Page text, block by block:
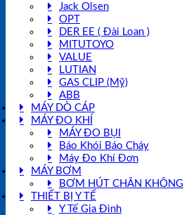
Jack Olsen
OPT
DER EE ( Đài Loan )
MITUTOYO
VALUE
LUTIAN
GAS CLIP (Mỹ)
ABB
MÁY DÒ CÁP
MÁY ĐO KHÍ
MÁY ĐO BỤI
Báo Khói Báo Cháy
Máy Đo Khí Đơn
MÁY BƠM
BƠM HÚT CHÂN KHÔNG
THIẾT BỊ Y TẾ
Y Tế Gia Đình